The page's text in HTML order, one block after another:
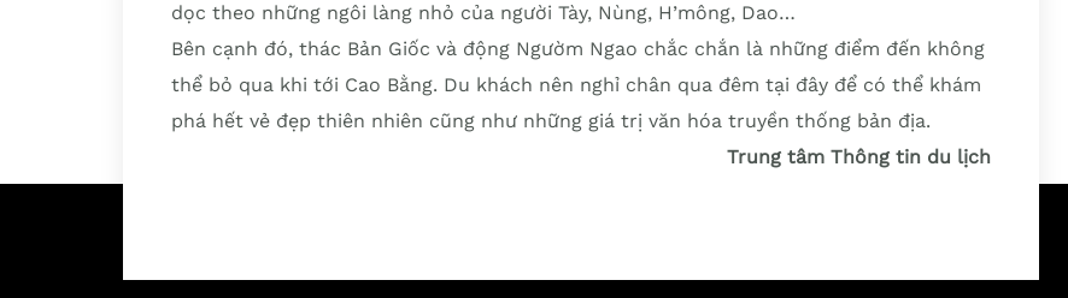
dọc theo những ngôi làng nhỏ của người Tày, Nùng, H’mông, Dao…
Bên cạnh đó, thác Bản Giốc và động Ngườm Ngao chắc chắn là những điểm đến không
thể bỏ qua khi tới Cao Bằng. Du khách nên nghỉ chân qua đêm tại đây để có thể khám
phá hết vẻ đẹp thiên nhiên cũng như những giá trị văn hóa truyền thống bản địa.
Trung tâm Thông tin du lịch